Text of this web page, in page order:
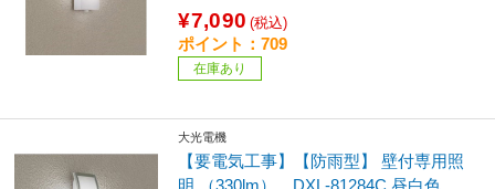
¥7,090 (税込)
ポイント：709
在庫あり
大光電機
【要電気工事】【防雨型】 壁付専用照
明 （330lm） DXL-81284C 昼白色